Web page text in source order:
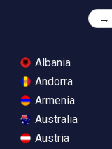
Albania
Andorra
Armenia
Australia
Austria